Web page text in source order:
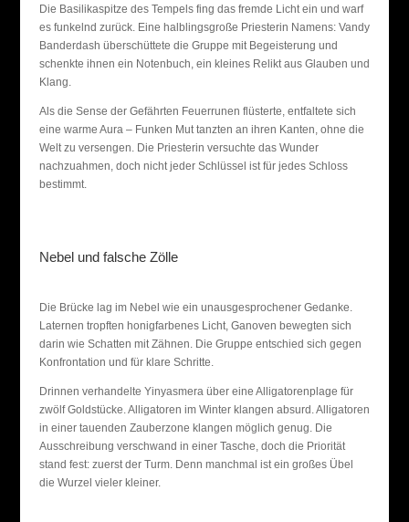
Die Basilikaspitze des Tempels fing das fremde Licht ein und warf
es funkelnd zurück. Eine halblingsgroße Priesterin Namens: Vandy
Banderdash überschüttete die Gruppe mit Begeisterung und
schenkte ihnen ein Notenbuch, ein kleines Relikt aus Glauben und
Klang.
Als die Sense der Gefährten Feuerrunen flüsterte, entfaltete sich
eine warme Aura – Funken Mut tanzten an ihren Kanten, ohne die
Welt zu versengen. Die Priesterin versuchte das Wunder
nachzuahmen, doch nicht jeder Schlüssel ist für jedes Schloss
bestimmt.
Nebel und falsche Zölle
Die Brücke lag im Nebel wie ein unausgesprochener Gedanke.
Laternen tropften honigfarbenes Licht, Ganoven bewegten sich
darin wie Schatten mit Zähnen. Die Gruppe entschied sich gegen
Konfrontation und für klare Schritte.
Drinnen verhandelte Yinyasmera über eine Alligatorenplage für
zwölf Goldstücke. Alligatoren im Winter klangen absurd. Alligatoren
in einer tauenden Zauberzone klangen möglich genug. Die
Ausschreibung verschwand in einer Tasche, doch die Priorität
stand fest: zuerst der Turm. Denn manchmal ist ein großes Übel
die Wurzel vieler kleiner.